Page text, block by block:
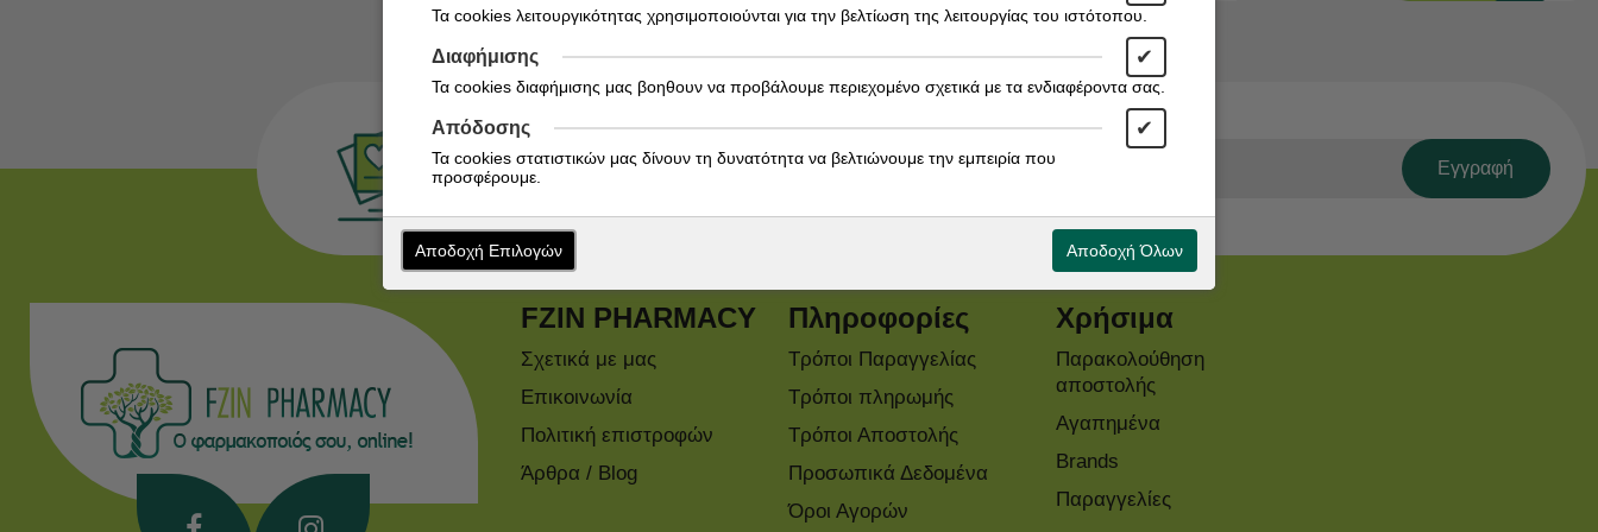
Εγγραφείτε στο Newsletter!
Ενημερωθείτε άμεσα για τις προσφορές μας!
Εγγραφή
FZIN PHARMACY
Σχετικά με μας
Επικοινωνία
Πολιτική επιστροφών
Άρθρα / Blog
Πληροφορίες
Τρόποι Παραγγελίας
Τρόποι πληρωμής
Τρόποι Αποστολής
Προσωπικά Δεδομένα
Όροι Αγορών
Χρήσιμα
Παρακολούθηση
αποστολής
Αγαπημένα
Brands
Παραγγελίες
Τα cookies λειτουργικότητας χρησιμοποιούνται για την βελτίωση της λειτουργίας του ιστότοπου.
Διαφήμισης ✔
Τα cookies διαφήμισης μας βοηθουν να προβάλουμε περιεχομένο σχετικά με τα ενδιαφέροντα σας.
Απόδοσης ✔
Τα cookies στατιστικών μας δίνουν τη δυνατότητα να βελτιώνουμε την εμπειρία που
προσφέρουμε.
Αποδοχή Επιλογών Αποδοχή Όλων